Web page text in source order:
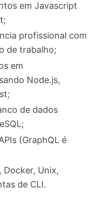
em Javascript
profissional com
de trabalho;
em
Node.js,
de dados
(GraphQL é
Docker, Unix,
de CLI.